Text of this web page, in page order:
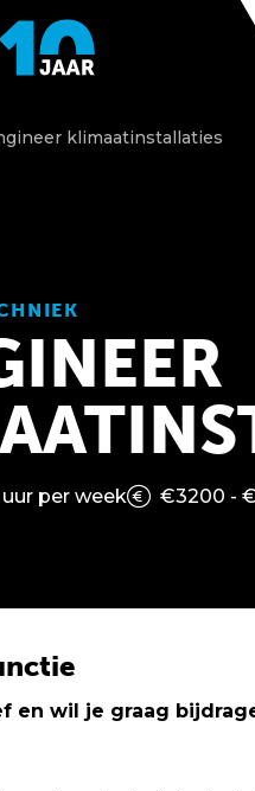
klimaatinstallaties
per week €3200 -
1 minuut
en wil je graag